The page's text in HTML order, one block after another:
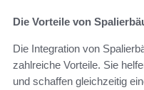
Die Vorteile von
Die Integration von
zahlreiche Vorteile. Sie
und schaffen gleichzeitig